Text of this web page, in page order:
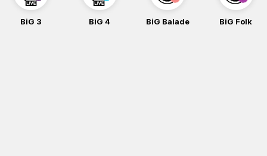
BiG 3 BiG 4 BiG Balade BiG Folk